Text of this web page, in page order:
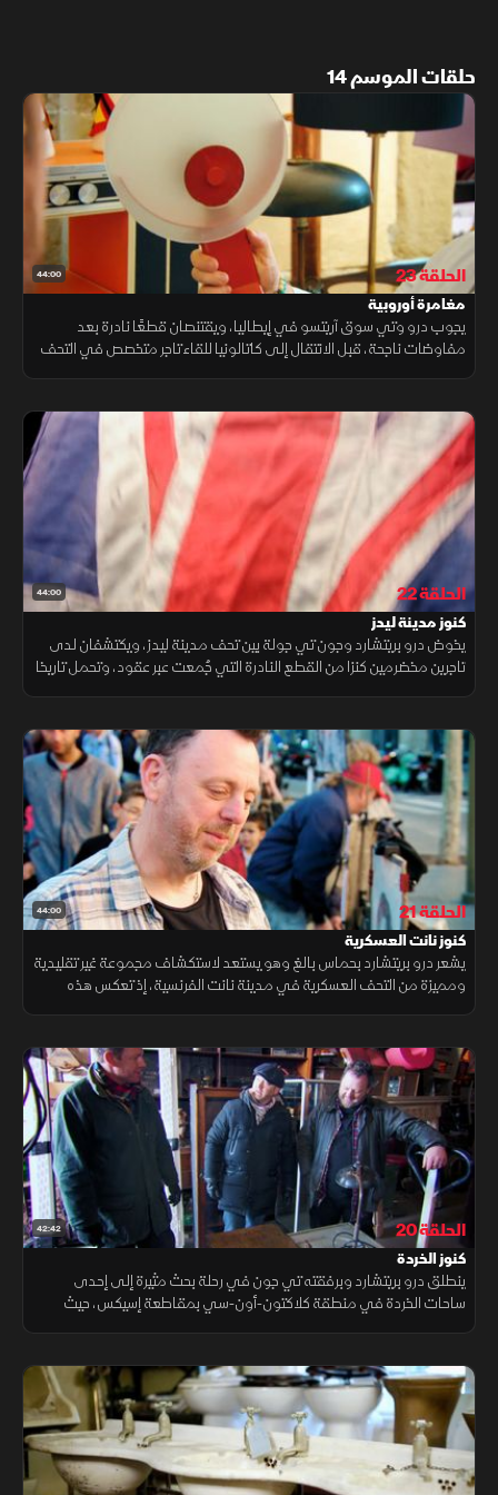
حلقات الموسم 14
44:00 الحلقة 23
مغامرة أوروبية
يجوب درو وتي سوق آريتسو في إيطاليا، ويقتنصان قطعًا نادرة بعد
مفاوضات ناجحة، قبل الانتقال إلى كاتالونيا للقاء تاجر متخصص في التحف
44:00 الحلقة 22
كنوز مدينة ليدز
يخوض درو بريتشارد وجون تي جولة بين تحف مدينة ليدز، ويكتشفان لدى
تاجرين مخضرمين كنزا من القطع النادرة التي جُمعت عبر عقود، وتحمل تاريخا
44:00 الحلقة 21
كنوز نانت العسكرية
يشعر درو بريتشارد بحماس بالغ وهو يستعد لاستكشاف مجموعة غير تقليدية
ومميزة من التحف العسكرية في مدينة نانت الفرنسية، إذ تعكس هذه
42:42 الحلقة 20
كنوز الخردة
ينطلق درو بريتشارد وبرفقته تي جون في رحلة بحث مثيرة إلى إحدى
ساحات الخردة في منطقة كلاكتون-أون-سي بمقاطعة إسيكس، حيث